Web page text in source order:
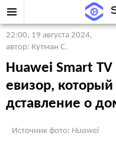
22:00, 19 августа 2024,
автор: Кутман С.
Huawei Smart
евизор,
дставление о
Источник фото: Huawei